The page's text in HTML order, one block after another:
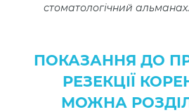
стоматологічний
ПОКАЗАННЯ ДО
РЕЗЕКЦІЇ
МОЖНА